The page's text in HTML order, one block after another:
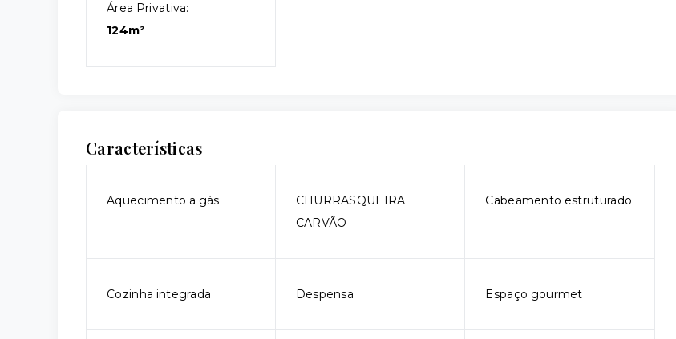
Área Privativa:
124m²
Características
Aquecimento a gás
CHURRASQUEIRA
CARVÃO
Cabeamento estruturado
Cozinha integrada Despensa Espaço gourmet